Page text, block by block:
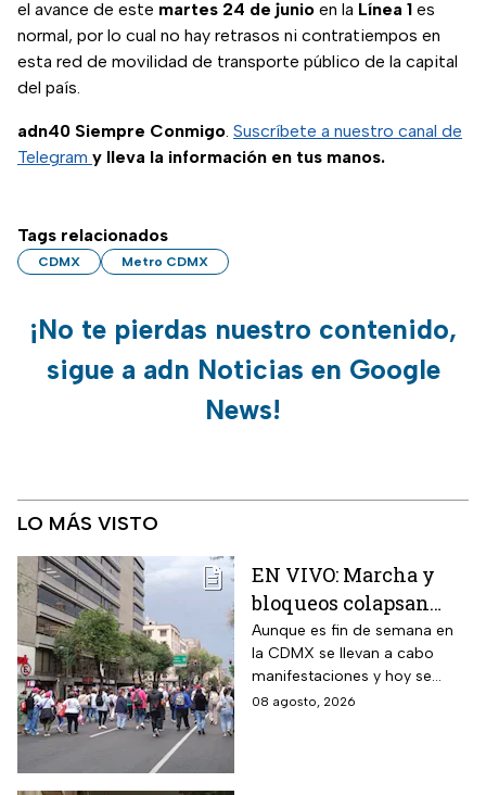
el avance de este martes 24 de junio en la Línea 1 es
normal, por lo cual no hay retrasos ni contratiempos en
esta red de movilidad de transporte público de la capital
del país.
adn40 Siempre Conmigo. Suscríbete a nuestro canal de
Telegram y lleva la información en tus manos.
Tags relacionados
CDMX Metro CDMX
¡No te pierdas nuestro contenido,
sigue a adn Noticias en Google
News!
LO MÁS VISTO
EN VIVO: Marcha y
bloqueos colapsan
calles de CDMX hoy
sábado
Aunque es fin de semana en
la CDMX se llevan a cabo
manifestaciones y hoy se
tienen previstos bloqueos en
08 agosto, 2026